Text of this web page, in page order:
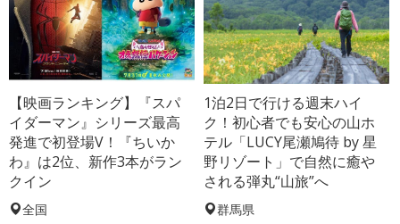
【映画ランキング】『スパ
イダーマン』シリーズ最高
発進で初登場V！『ちいか
わ』は2位、新作3本がラン
クイン
全国
1泊2日で行ける週末ハイ
ク！初心者でも安心の山ホ
テル「LUCY尾瀬鳩待 by 星
野リゾート」で自然に癒や
される弾丸“山旅”へ
群馬県